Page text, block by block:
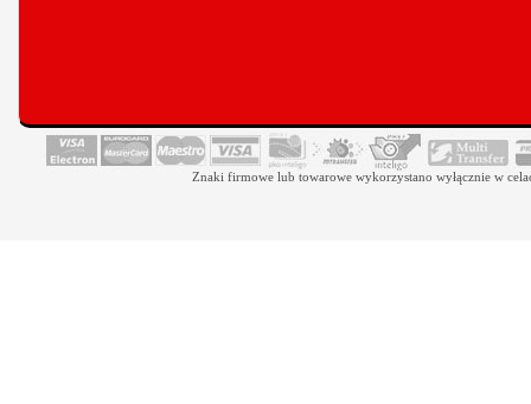
Znaki firmowe lub towarowe wykorzystano wyłącznie w